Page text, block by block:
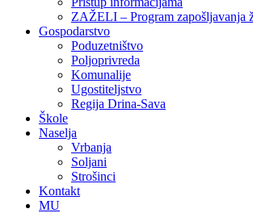
ZAŽELI – Program zapošljavanja
Gospodarstvo
Poduzetništvo
Poljoprivreda
Komunalije
Ugostiteljstvo
Regija Drina-Sava
Škole
Naselja
Vrbanja
Soljani
Strošinci
Kontakt
MU